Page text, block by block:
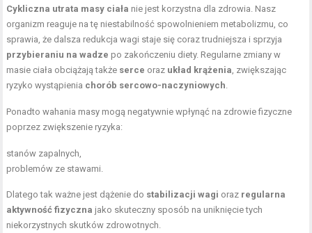
Cykliczna utrata masy ciała nie jest korzystna dla zdrowia. Nasz
organizm reaguje na tę niestabilność spowolnieniem metabolizmu, co
sprawia, że dalsza redukcja wagi staje się coraz trudniejsza i sprzyja
przybieraniu na wadze po zakończeniu diety. Regularne zmiany w
masie ciała obciążają także serce oraz układ krążenia , zwiększając
ryzyko wystąpienia chorób sercowo-naczyniowych
Ponadto wahania masy mogą negatywnie wpłynąć na zdrowie fizyczne
poprzez zwiększenie ryzyka:
stanów zapalnych,
problemów ze stawami.
Dlatego tak ważne jest dążenie do stabilizacji wagi oraz regularna
aktywność fizyczna jako skuteczny sposób na uniknięcie tych
niekorzystnych skutków zdrowotnych.